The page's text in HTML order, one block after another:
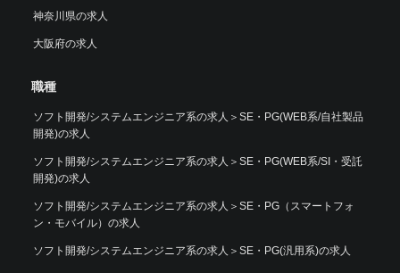
神奈川県の求人
大阪府の求人
職種
ソフト開発/システムエンジニア系の求人 ＞ SE・PG(WEB系/自社製品
開発)の求人
ソフト開発/システムエンジニア系の求人 ＞ SE・PG(WEB系/SI・受託
開発)の求人
ソフト開発/システムエンジニア系の求人 ＞ SE・PG（スマートフォ
ン・モバイル）の求人
ソフト開発/システムエンジニア系の求人 ＞ SE・PG(汎用系)の求人